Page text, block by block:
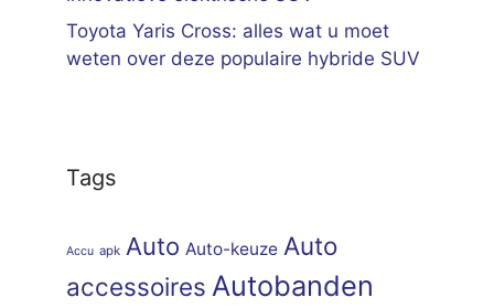
Toyota Yaris Cross: alles wat u moet
weten over deze populaire hybride SUV
Tags
Accu apk Auto Auto-keuze Auto
accessoires Autobanden